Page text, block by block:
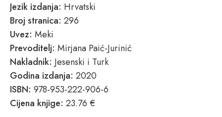
Jezik izdanja: Hrvatski
Broj stranica: 296
Uvez: Meki
Prevoditelj: Mirjana Paić-Jurinić
Nakladnik: Jesenski i Turk
Godina izdanja: 2020
ISBN: 978-953-222-906-6
Cijena knjige: 23.76 €